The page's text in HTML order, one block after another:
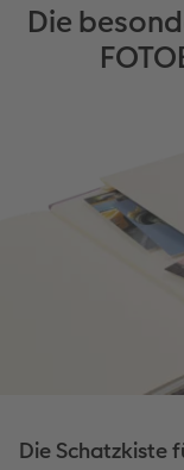
Die
Die Schatzkiste